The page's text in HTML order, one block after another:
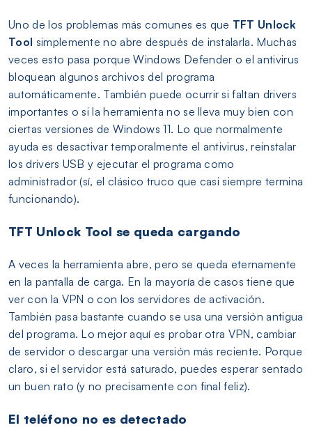
Uno de los problemas más comunes es que TFT Unlock
Tool simplemente no abre después de instalarla. Muchas
veces esto pasa porque Windows Defender o el antivirus
bloquean algunos archivos del programa
automáticamente. También puede ocurrir si faltan drivers
importantes o si la herramienta no se lleva muy bien con
ciertas versiones de Windows 11. Lo que normalmente
ayuda es desactivar temporalmente el antivirus, reinstalar
los drivers USB y ejecutar el programa como
administrador (sí, el clásico truco que casi siempre termina
funcionando).
TFT Unlock Tool se queda cargando
A veces la herramienta abre, pero se queda eternamente
en la pantalla de carga. En la mayoría de casos tiene que
ver con la VPN o con los servidores de activación.
También pasa bastante cuando se usa una versión antigua
del programa. Lo mejor aquí es probar otra VPN, cambiar
de servidor o descargar una versión más reciente. Porque
claro, si el servidor está saturado, puedes esperar sentado
un buen rato (y no precisamente con final feliz).
El teléfono no es detectado